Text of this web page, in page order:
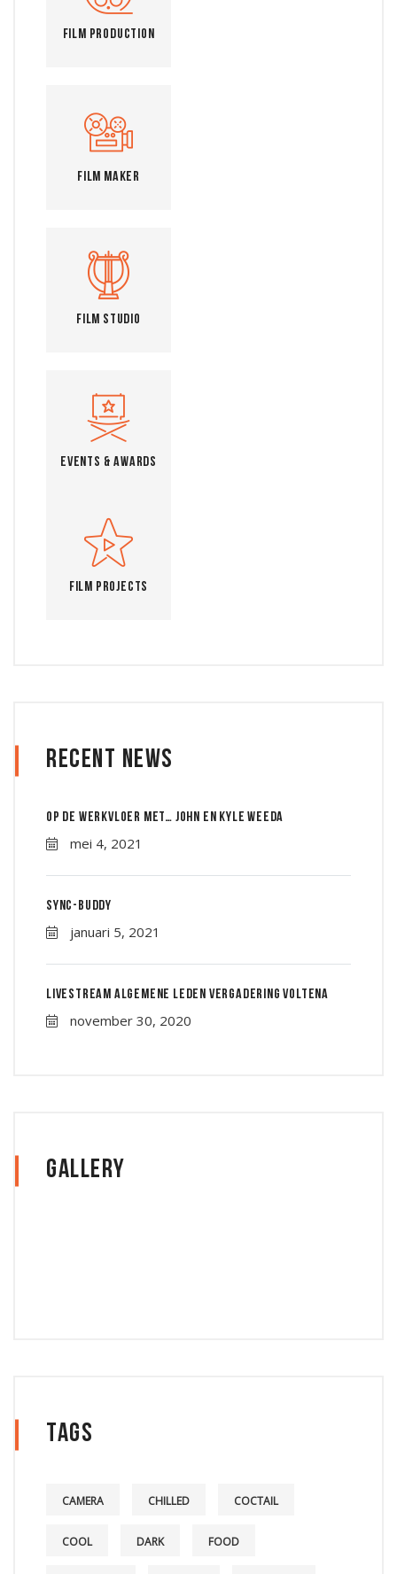
Film Production
Film Maker
Film Studio
Events & Awards
Film Projects
Recent News
Op de werkvloer met… John en Kyle Weeda
mei 4, 2021
Sync-Buddy
januari 5, 2021
Livestream Algemene leden vergadering Voltena
november 30, 2020
Gallery
Tags
CAMERA CHILLED COCTAIL
COOL DARK FOOD